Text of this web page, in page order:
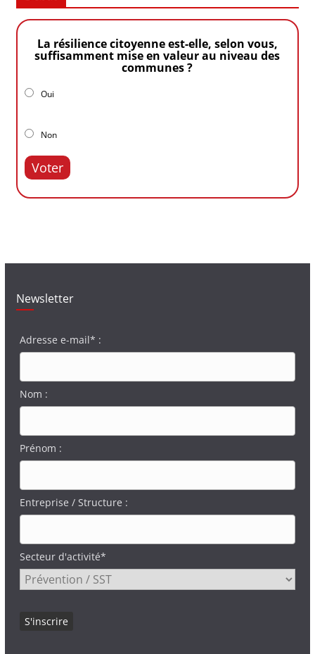
La résilience citoyenne est-elle, selon vous,
suffisamment mise en valeur au niveau des
communes ?
Oui
Non
Voter
Newsletter
Adresse e-mail* :
Nom :
Prénom :
Entreprise / Structure :
Secteur d'activité*